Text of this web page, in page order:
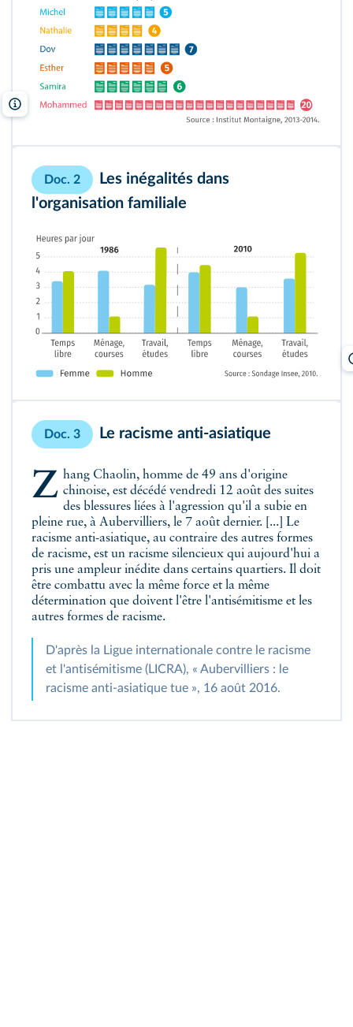
Lelivrescolaire.fr
Doc. 2
Les inégalités dans
l'organisation familiale
Doc. 3 Le racisme anti-asiatique
Zhang Chaolin, homme de 49 ans d'origine chinoise, est décédé vendredi 12 août des suites
des blessures liées à l'agression qu'il a subie en
pleine rue, à Aubervilliers, le 7 août dernier. [...] Le
racisme anti-asiatique, au contraire des autres formes
de racisme, est un racisme silencieux qui aujourd'hui a
pris une ampleur inédite dans certains quartiers. Il doit
être combattu avec la même force et la même
détermination que doivent l'être l'antisémitisme et les
autres formes de racisme.
D'après la Ligue internationale contre le racisme
et l'antisémitisme (LICRA), « Aubervilliers : le
racisme anti‑asiatique tue », 16 août 2016.